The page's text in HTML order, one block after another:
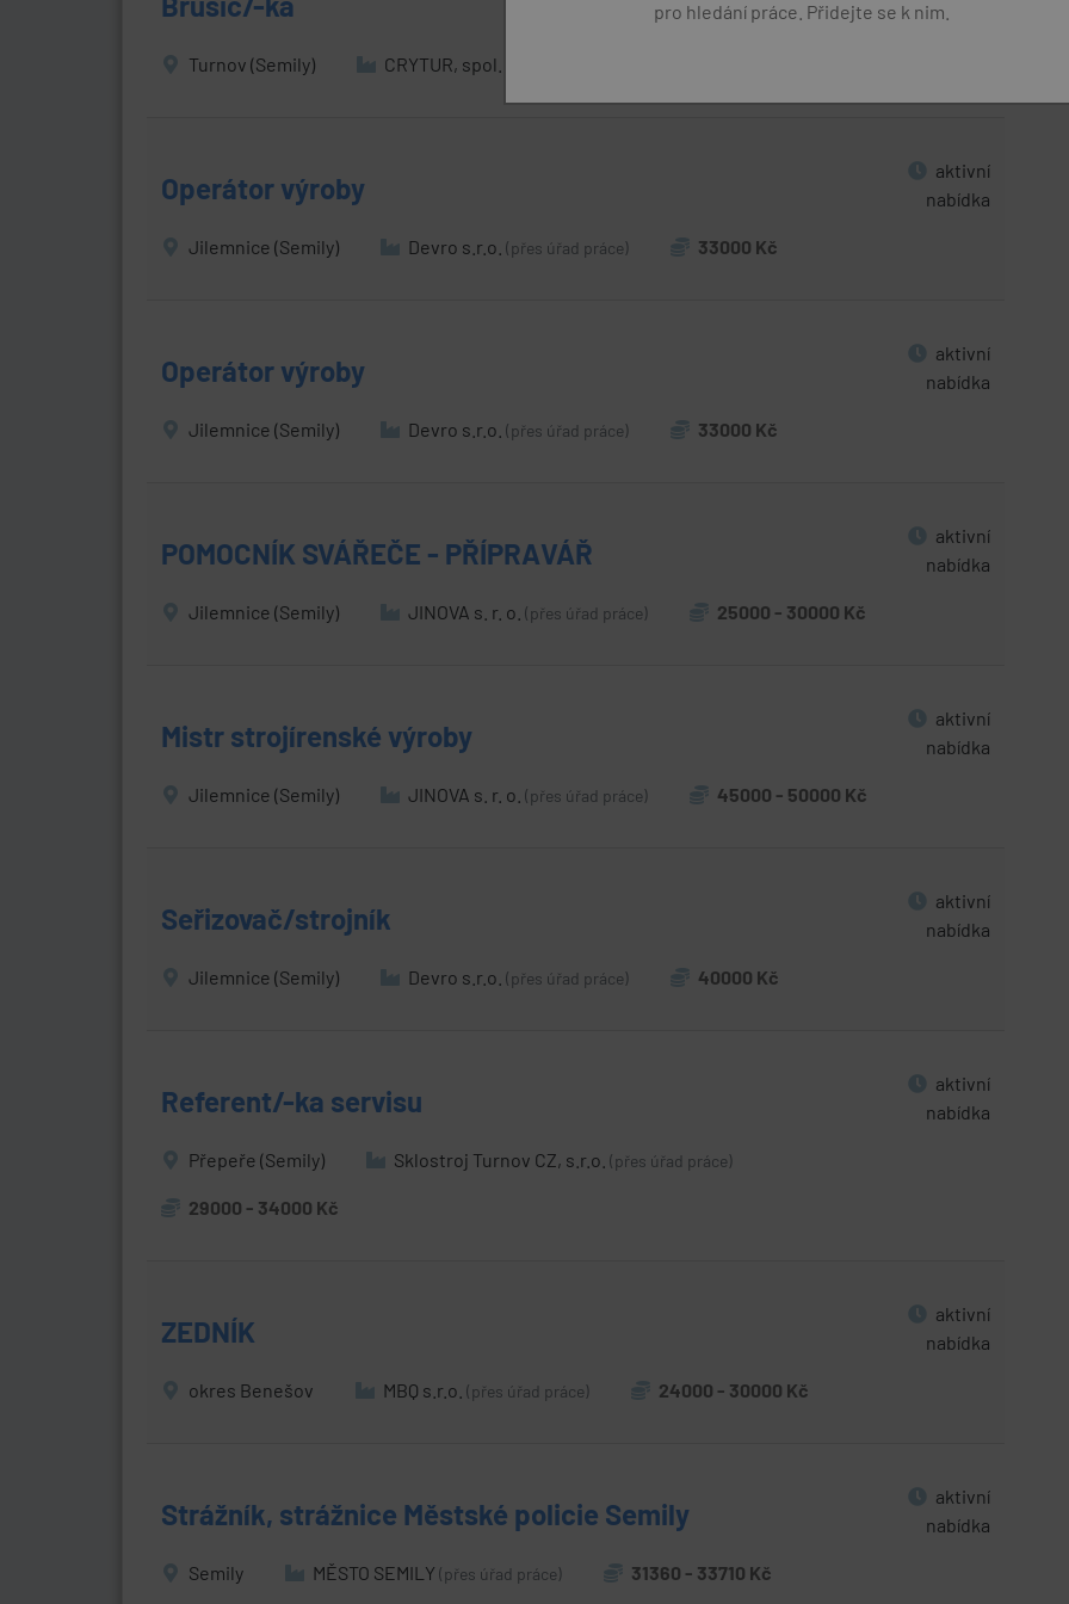
nabídka
Turnov (Semily) CRYTUR, spol. s r.o.
Operátor výroby
aktivní
nabídka
Jilemnice (Semily) Devro s.r.o. (přes úřad práce) 33000 Kč
Operátor výroby
aktivní
nabídka
Jilemnice (Semily) Devro s.r.o. (přes úřad práce) 33000 Kč
POMOCNÍK SVÁŘEČE - PŘÍPRAVÁŘ
aktivní
nabídka
Jilemnice (Semily) JINOVA s. r. o. (přes úřad práce) 25000 - 30000 Kč
Mistr strojírenské výroby
aktivní
nabídka
Jilemnice (Semily) JINOVA s. r. o. (přes úřad práce) 45000 - 50000 Kč
Seřizovač/strojník
aktivní
nabídka
Jilemnice (Semily) Devro s.r.o. (přes úřad práce) 40000 Kč
Referent/-ka servisu
aktivní
nabídka
Přepeře (Semily) Sklostroj Turnov CZ, s.r.o. (přes úřad práce)
29000 - 34000 Kč
ZEDNÍK
aktivní
nabídka
okres Benešov MBQ s.r.o. (přes úřad práce) 24000 - 30000 Kč
Strážník, strážnice Městské policie Semily
aktivní
nabídka
Semily MĚSTO SEMILY (přes úřad práce) 31360 - 33710 Kč
pro hledání práce. Přidejte se k nim.